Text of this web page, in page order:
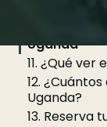
Uganda
11. ¿Qué ver
12.
Uganda?
13. Reserva